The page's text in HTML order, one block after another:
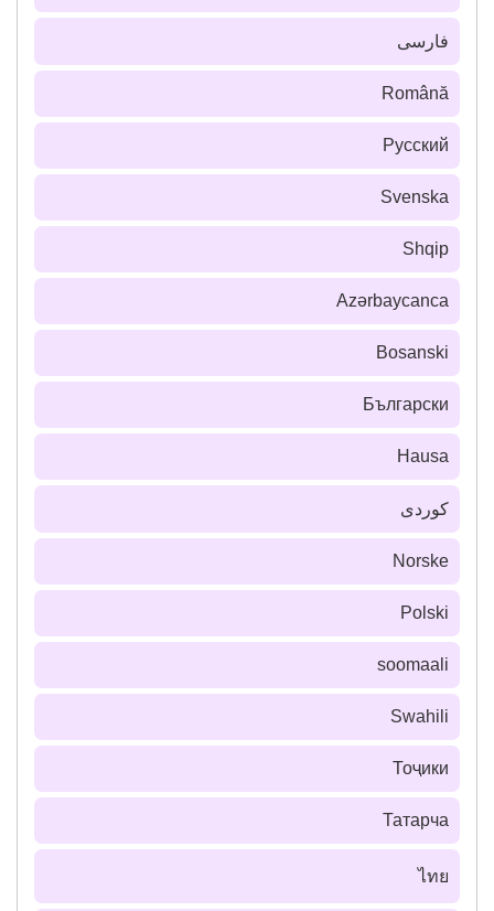
فارسى
Română
Русский
Svenska
Shqip
Azərbaycanca
Bosanski
Български
Hausa
كوردی
Norske
Polski
soomaali
Swahili
Тоҷики
Татарча
ไทย